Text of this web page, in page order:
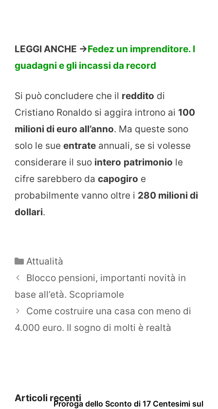
LEGGI ANCHE ->Fedez un imprenditore. I
guadagni e gli incassi da record
Si può concludere che il reddito di
Cristiano Ronaldo si aggira introno ai 100
milioni di euro all’anno. Ma queste sono
solo le sue entrate annuali, se si volesse
considerare il suo intero patrimonio le
cifre sarebbero da capogiro e
probabilmente vanno oltre i 280 milioni di
dollari.
Categorie
Attualità
Blocco pensioni, importanti novità in
base all’età. Scopriamole
Come costruire una casa con meno di
4.000 euro. Il sogno di molti è realtà
Articoli recentiProroga dello Sconto di 17 Centesimi sul